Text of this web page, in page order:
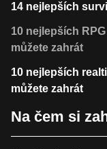
14 nejlepších
10 nejlepších
můžete zahrát
10 nejlepších
můžete zahrát
Na čem si